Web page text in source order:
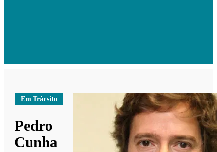
Em Trânsito
Pedro
Cunha